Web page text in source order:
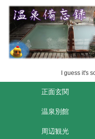
I guess it's
正面玄関
温泉別館
周辺観光